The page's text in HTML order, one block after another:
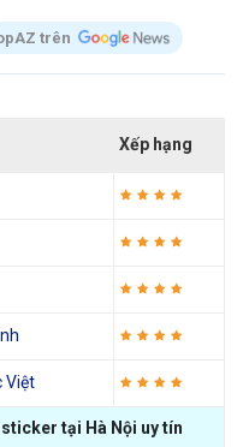
trên
Xếp hạng
Việt
tại Hà Nội uy tín